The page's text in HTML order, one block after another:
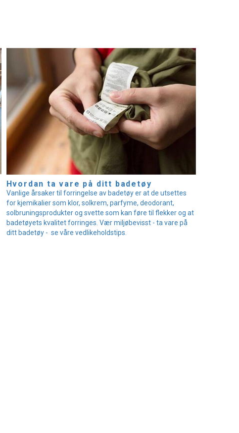
Hvordan ta vare på ditt badetøy
Vanlige årsaker til forringelse av badetøy er at de utsettes
for kjemikalier som klor, solkrem, parfyme, deodorant,
solbruningsprodukter og svette som kan føre til flekker og at
badetøyets kvalitet forringes. Vær miljøbevisst - ta vare på
ditt badetøy - se våre vedlikeholdstips.